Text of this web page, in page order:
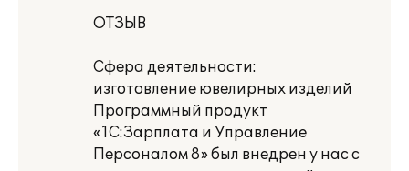
ОТЗЫВ
Сфера деятельности:
изготовление ювелирных изделий
Программный продукт
«1С:Зарплата и Управление
Персоналом 8» был внедрен у нас с